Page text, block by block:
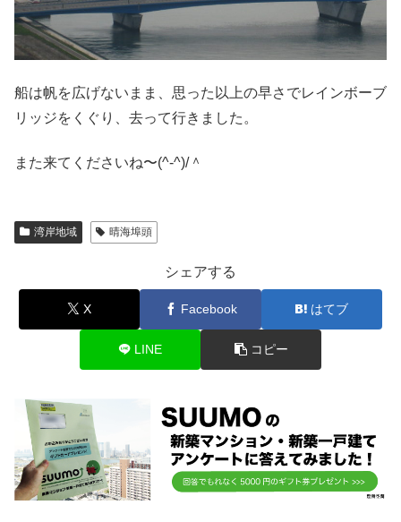
船は帆を広げないまま、思った以上の早さでレインボーブ
リッジをくぐり、去って行きました。
また来てくださいね〜(^-^)/＾
湾岸地域 晴海埠頭
シェアする
X Facebook はてブ
LINE コピー